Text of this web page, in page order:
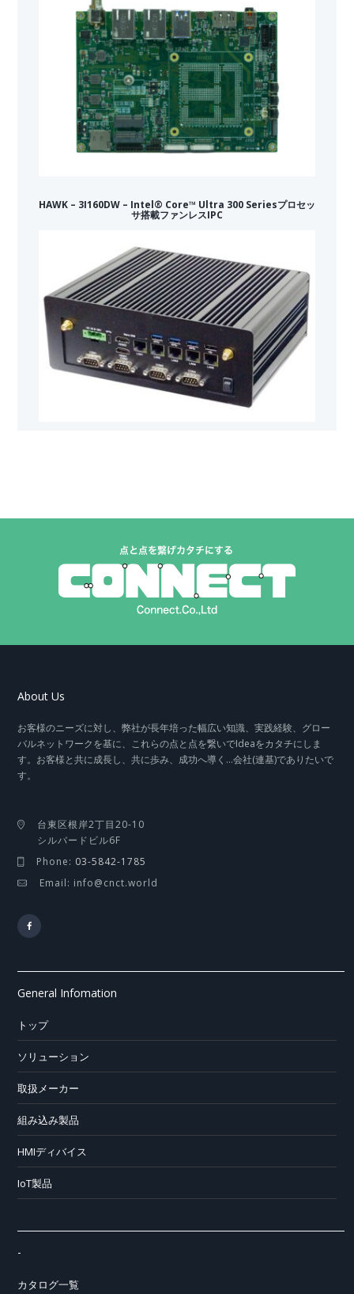
HAWK – 3I160DW – Intel® Core™ Ultra 300 Seriesプロセッ
サ搭載ファンレスIPC
About Us
お客様のニーズに対し、弊社が長年培った幅広い知識、実践経験、グロー
バルネットワークを基に、これらの点と点を繋いでIdeaをカタチにしま
す。お客様と共に成長し、共に歩み、成功へ導く…会社(連基)でありたいで
す。
台東区根岸2丁目20-10
シルバードビル6F
Phone: 03-5842-1785
Email: info@cnct.world
General Infomation
トップ
ソリューション
取扱メーカー
組み込み製品
HMIディバイス
IoT製品
-
カタログ一覧